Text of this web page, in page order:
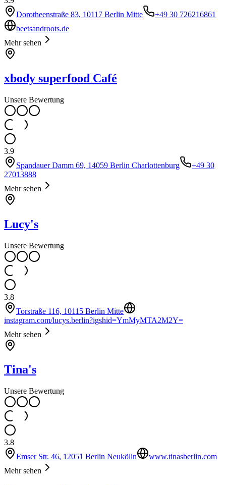
Dorotheenstraße 83, 10117 Berlin Mitte
+49 30 726216861
beetsandroots.de
Mehr sehen
xbody superfood Café
Unsere Bewertung
3.9
Spandauer Damm 69, 14059 Berlin Charlottenburg
+49 30
27013888
Mehr sehen
Lucy's
Unsere Bewertung
3.8
Torstraße 116, 10115 Berlin Mitte
instagram.com/lucys.berlin?igshid=YmMyMTA2M2Y=
Mehr sehen
Tina's
Unsere Bewertung
3.8
Emser Str. 46, 12051 Berlin Neukölln
www.tinasberlin.com
Mehr sehen